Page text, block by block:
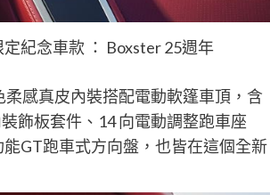
紀念車款 ： Boxster 25週年
感真皮內裝搭配電動軟篷車頂，含
飾板套件、14 向電動調整跑車座
GT跑車式方向盤，也皆在這個全新